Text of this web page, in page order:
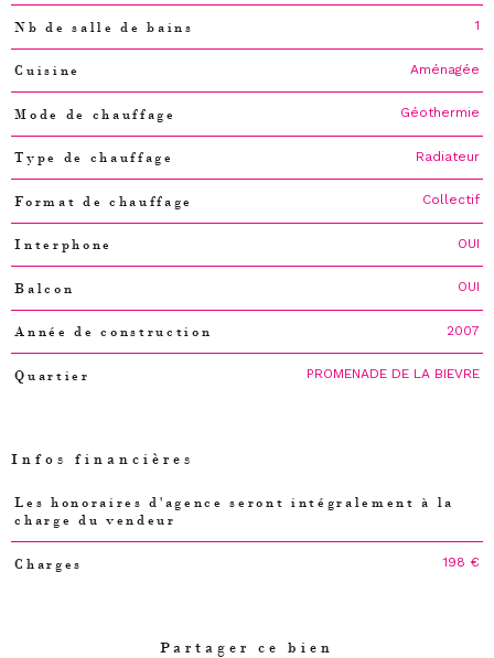
Nb de salle de bains 1
Cuisine Aménagée
Mode de chauffage Géothermie
Type de chauffage Radiateur
Format de chauffage Collectif
Interphone OUI
Balcon OUI
Année de construction 2007
Quartier PROMENADE DE LA BIEVRE
Infos financières
Caractéristiques Valeurs
Les honoraires d'agence seront intégralement à la
charge du vendeur
Charges 198 €
Partager ce bien